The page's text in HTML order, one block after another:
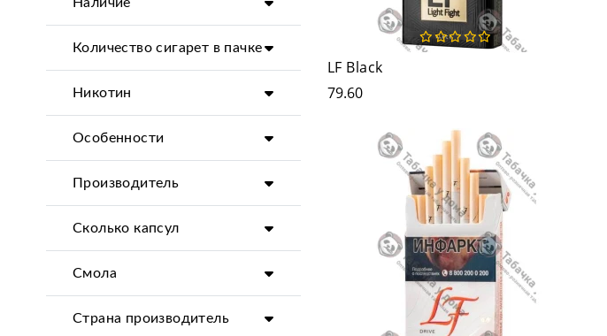
Количество сигарет в пачке
Никотин
Особенности
Производитель
Сколько капсул
Смола
Страна производитель
LF Black
79.60